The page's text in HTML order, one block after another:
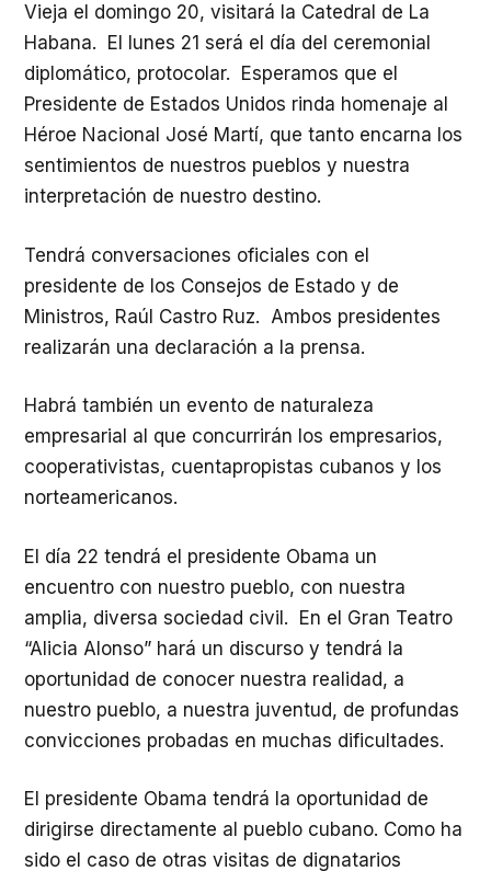
Vieja el domingo 20, visitará la Catedral de La
Habana. El lunes 21 será el día del ceremonial
diplomático, protocolar. Esperamos que el
Presidente de Estados Unidos rinda homenaje al
Héroe Nacional José Martí, que tanto encarna los
sentimientos de nuestros pueblos y nuestra
interpretación de nuestro destino.
Tendrá conversaciones oficiales con el
presidente de los Consejos de Estado y de
Ministros, Raúl Castro Ruz. Ambos presidentes
realizarán una declaración a la prensa.
Habrá también un evento de naturaleza
empresarial al que concurrirán los empresarios,
cooperativistas, cuentapropistas cubanos y los
norteamericanos.
El día 22 tendrá el presidente Obama un
encuentro con nuestro pueblo, con nuestra
amplia, diversa sociedad civil. En el Gran Teatro
“Alicia Alonso” hará un discurso y tendrá la
oportunidad de conocer nuestra realidad, a
nuestro pueblo, a nuestra juventud, de profundas
convicciones probadas en muchas dificultades.
El presidente Obama tendrá la oportunidad de
dirigirse directamente al pueblo cubano. Como ha
sido el caso de otras visitas de dignatarios